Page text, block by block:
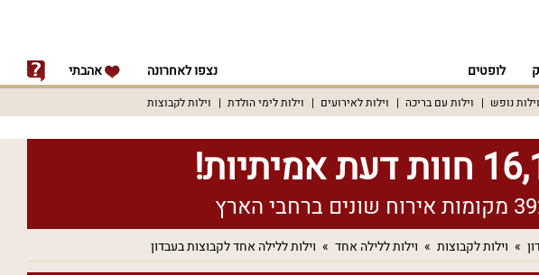
לופטים נצפו לאחרונה אהבתי
וילות נופש וילות עם בריכה וילות לאירועים וילות לימי הולדת וילות לקבוצות
אמיתיות!
וילות לקבוצות וילות ללילה אחד וילות ללילה אחד לקבוצות בעבדון